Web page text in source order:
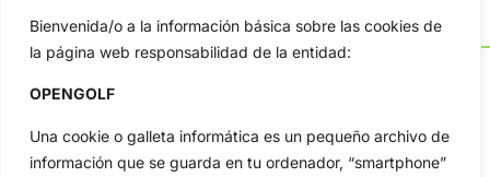
Bienvenida/o a la información básica sobre las cookies de
la página web responsabilidad de la entidad:
OPENGOLF
Una cookie o galleta informática es un pequeño archivo de
información que se guarda en tu ordenador, “smartphone”
OpenGolf ofrece toda la actualidad, información del golf
profesional y amateur, resultados en directo, vídeos, noticias,